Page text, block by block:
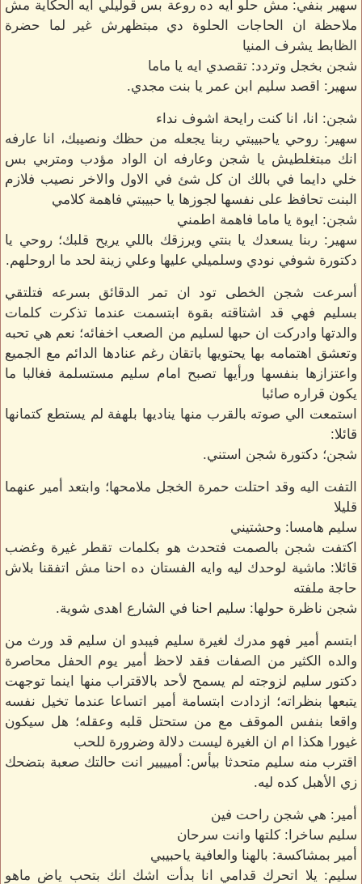
سهير بنفي: مش حلو ايه ده روعة بس قوليلي ايه الحكاية مش
ملاحظة ان الحاجات الحلوة دي مبتظهرش غير لما حضرة
الظابط يشرف المنيا
شجن بخجل وتردد: تقصدي ايه يا ماما
سهير: اقصد سليم ابن عمر يا بنت مجدي.
شجن: انا، انا كنت رايحة اشوف نداء
سهير: روحي ياحبيبتي ربنا يجعله من حظك ونصيبك، انا عارفه
انك مبتغلطيش يا شجن وعارفه ان الواد مؤدب ومتربي بس
خلي دايما في بالك ان كل شئ في الاول والاخر نصيب فلازم
البنت تحافظ على نفسها لجوزها يا حبيبتي فاهمة كلامي
شجن: ايوة يا ماما فاهمة اطمني
سهير: ربنا يسعدك يا بنتي ويرزقك باللي يريح قلبك؛ روحي يا
دكتورة شوفي نودي وسلميلي عليها وعلي زينة لحد ما اروحلهم.
أسرعت شجن الخطى تود ان تمر الدقائق بسرعه فتلتقي
بسليم فهي قد اشتاقته بقوة ابتسمت عندما تذكرت كلمات
والدتها وادركت ان حبها لسليم من الصعب اخفائه؛ نعم هي تحبه
وتعشق اهتمامه بها يحتويها باتقان رغم عنادها الدائم مع الجميع
واعتزازها بنفسها ورأيها تصبح امام سليم مستسلمة فغالبا ما
يكون قراره صائبا
استمعت الي صوته بالقرب منها يناديها بلهفة لم يستطع كتمانها
قائلا:
شجن؛ دكتورة شجن استني.
التفت اليه وقد احتلت حمرة الخجل ملامحها؛ وابتعد أمير عنهما
قليلا
سليم هامسا: وحشتيني
اكتفت شجن بالصمت فتحدث هو بكلمات تقطر غيرة وغضب
قائلا: ماشية لوحدك ليه وايه الفستان ده احنا مش اتفقنا بلاش
حاجة ملفته
شجن ناظرة حولها: سليم احنا في الشارع اهدى شوية.
ابتسم أمير فهو مدرك لغيرة سليم فيبدو ان سليم قد ورث من
والده الكثير من الصفات فقد لاحظ أمير يوم الحفل محاصرة
دكتور سليم لزوجته لم يسمح لأحد بالاقتراب منها اينما توجهت
يتبعها بنظراته؛ ازدادت ابتسامة أمير اتساعا عندما تخيل نفسه
واقعا بنفس الموقف مع من ستحتل قلبه وعقله؛ هل سيكون
غيورا هكذا ام ان الغيرة ليست دلالة وضرورة للحب
اقترب منه سليم متحدثا بيأس: أميييير انت حالتك صعبة بتضحك
زي الأهبل كده ليه.
أمير: هي شجن راحت فين
سليم ساخرا: كلتها وانت سرحان
أمير بمشاكسة: بالهنا والعافية ياحبيبي
سليم: يلا اتحرك قدامي انا بدأت اشك انك بتحب ياض ماهو